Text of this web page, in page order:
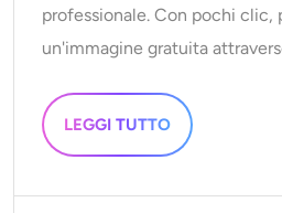
professionale. Con pochi
un'immagine gratuita
LEGGI TUTTO